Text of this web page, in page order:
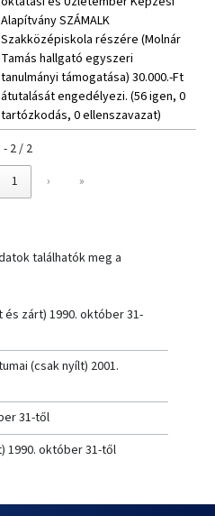
Alapítvány SZÁMALK
Szakközépiskola részére (Molnár
Tamás hallgató egyszeri
tanulmányi támogatása) 30.000.-Ft
átutalását engedélyezi. (56 igen, 0
tartózkodás, 0 ellenszavazat)
- 2 / 2
1 › »
találhatók meg a
zárt) 1990. október 31-
(csak nyílt) 2001.
31-től
1990. október 31-től